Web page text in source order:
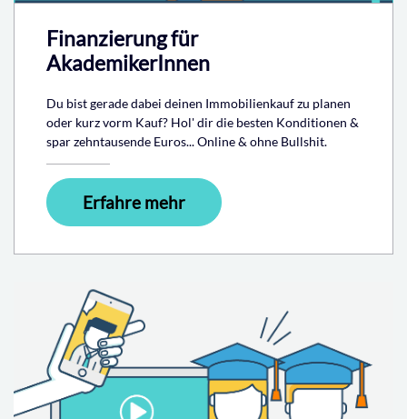
Finanzierung für
AkademikerInnen
Du bist gerade dabei deinen Immobilienkauf zu planen
oder kurz vorm Kauf? Hol' dir die besten Konditionen &
spar zehntausende Euros... Online & ohne Bullshit.
Erfahre mehr